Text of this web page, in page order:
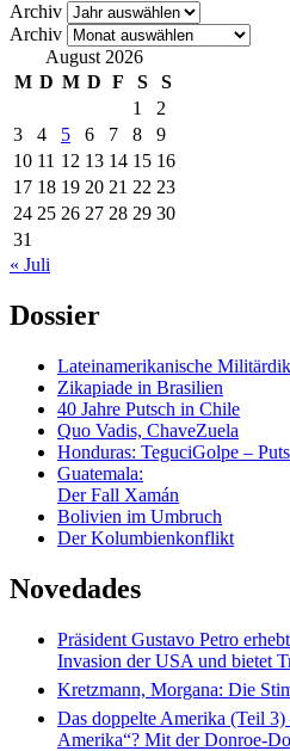
Archiv
Archiv
August 2026
M D M D F S
S
1
2
3
4 5 6 7 8
9
10 11 12 13 14 15 16
17 18 19 20 21 22 23
24 25 26 27 28 29 30
31
« Juli
Dossier
Lateinamerikanische
Zikapiade in Brasilien
40 Jahre Putsch in Chile
Quo Vadis, ChaveZuela
Honduras: TeguciGolpe –
Guatemala:
Der Fall Xamán
Bolivien im Umbruch
Der Kolumbienkonflikt
Novedades
Präsident Gustavo Petro
Invasion der USA und bietet
Kretzmann, Morgana: Die
Das doppelte Amerika (Teil
Amerika“? Mit der Donroe-